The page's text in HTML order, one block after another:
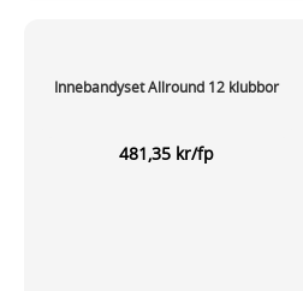
Innebandyset Allround 12 klubbor
481,35 kr/fp